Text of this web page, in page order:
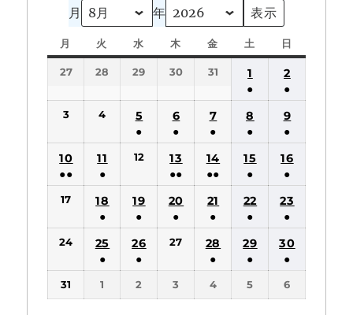
月 年
月
曜
日
火
曜
日
水
曜
日
木
曜
日
金
曜
土
曜
日
曜
27 28 29 30 31
1
●
(1
件
の
イ
ベ
ン
ト)
2
●
(1
件
の
イ
ベ
ン
ト)
3 4
5
●
(1
の
イ
ベ
ン
ト)
6
●
(1
件
の
イ
ベ
ン
7
●
(1
件
の
イ
ベ
ン
ト)
8
●
(1
件
の
イ
ベ
ン
ト)
9
●
(1
件
の
イ
ベ
ン
ト)
10
●●
(2
の
イ
ン
ト)
11
●
(1
件
の
イ
ベ
ン
ト)
12
13
●●
(2
件
の
イ
ン
ト)
14
●●
(2
件
の
イ
ベ
ン
ト)
15
●
(1
件
の
イ
ベ
ン
ト)
16
●
(1
件
の
イ
ベ
ン
ト)
17
18
●
(1
件
イ
19
●
(1
件
イ
20
●
(1
イ
21
●
(1
件
イ
22
●
(1
件
イ
23
●
(1
件
イ
24
25
●
26
●
27
28
●
29
●
30
●
31 1 2 3 4 5 6